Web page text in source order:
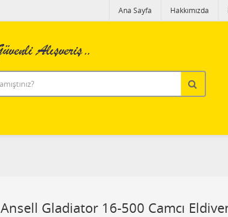
Ana Sayfa Hakkımızda
Ansell Gladiator 16-500 Camcı